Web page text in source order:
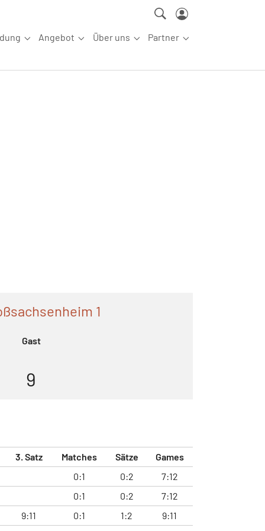
Submenu for "Aus-/Fortbildung"
Angebot
Submenu for "Angebot"
Über uns
Submenu for "Über uns"
Partner
Submenu for
1
Gast
9
3. Satz Matches Sätze
Games
0:1
0:2
7:12
0:1
0:2
7:12
9:11
0:1 1:2
9:11